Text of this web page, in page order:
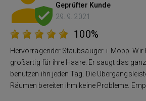
Geprüfter Kunde
29. 9. 2021
100%
Hervorragender Staubsauger + Mopp. Wir
großartig für ihre Haare. Er saugt das
benutzen ihn jeden Tag. Die
Räumen bereiten ihm keine Probleme.